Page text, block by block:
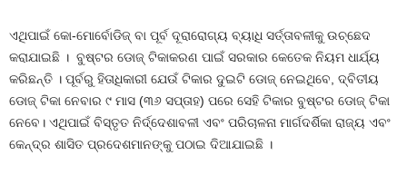
ଏଥିପାଇଁ କୋ-ମୋର୍ବୋଡିଜ୍ ବା ପୂର୍ବ ଦୂରାରୋଗ୍ୟ ବ୍ୟାଧି ସର୍ତ୍ତାବଳୀକୁ ଉଚ୍ଛେଦ
କରାଯାଇଛି । ବୁଷ୍ଟର ଡୋଜ୍ ଟିକାକରଣ ପାଇଁ ସରକାର କେତେକ ନିୟମ ଧାର୍ଯ୍ୟ
କରିଛନ୍ତି । ପୂର୍ବରୁ ହିତାଧିକାରୀ ଯେଉଁ ଟିକାର ଦୁଇଟି ଡୋଜ୍ ନେଇଥିବେ, ଦ୍ବିତୀୟ
ଡୋଜ୍ ଟିକା ନେବାର ୯ ମାସ (୩୬ ସପ୍ତାହ) ପରେ ସେହି ଟିକାର ବୁଷ୍ଟର ଡୋଜ୍ ଟିକା
ନେବେ। ଏଥିପାଇଁ ବିସ୍ତୃତ ନିର୍ଦ୍ଦେଶାବଳୀ ଏବଂ ପରିଚାଳନା ମାର୍ଗଦର୍ଶିକା ରାଜ୍ୟ ଏବଂ
କେନ୍ଦ୍ର ଶାସିତ ପ୍ରଦେଶମାନଙ୍କୁ ପଠାଇ ଦିଆଯାଇଛି ।